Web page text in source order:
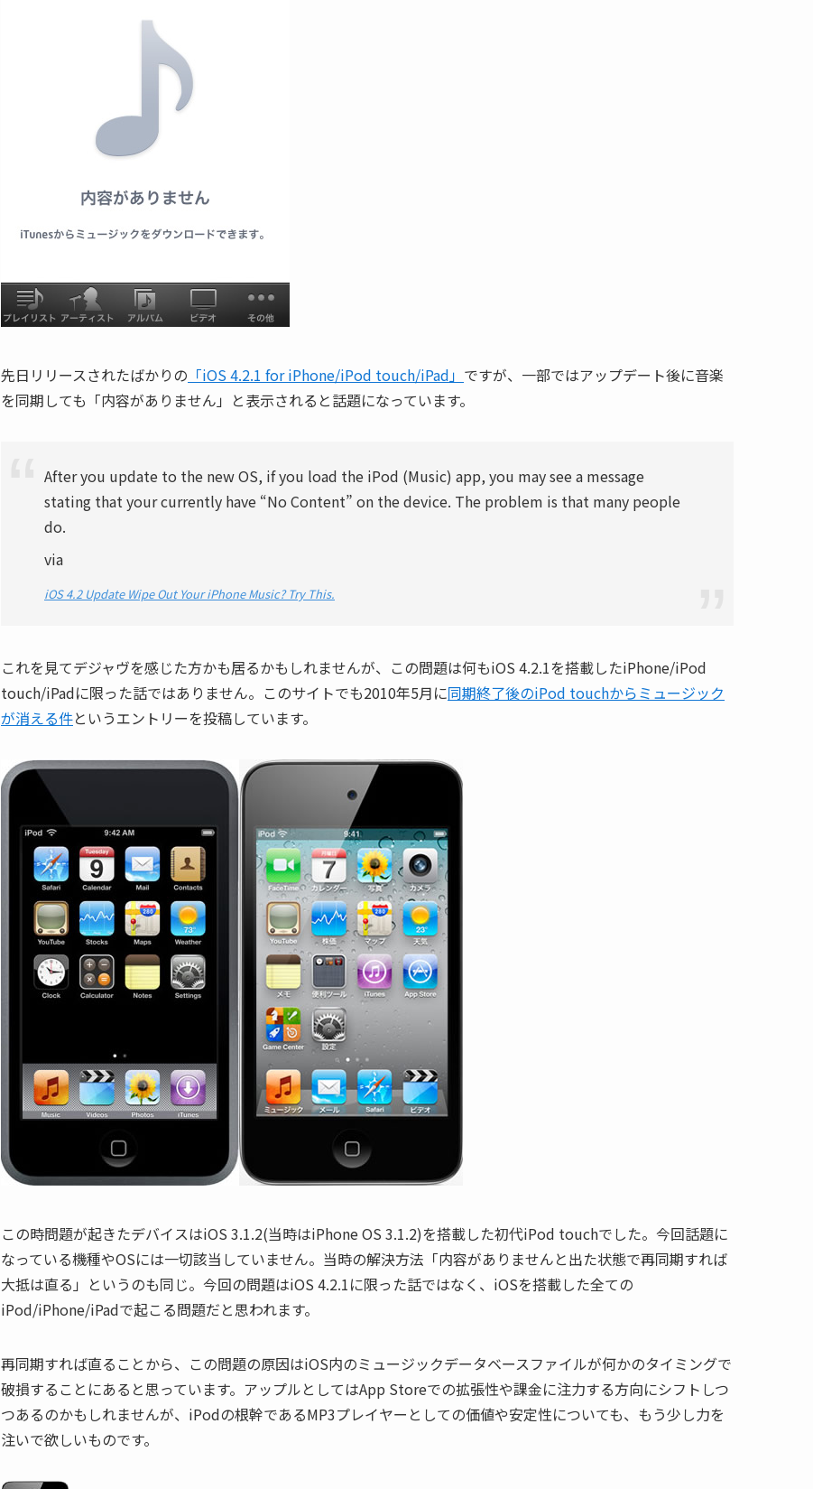
先日リリースされたばかりの 「iOS 4.2.1 for iPhone/iPod touch/iPad」 ですが、一部ではアップデート後に音楽
を同期しても「内容がありません」と表示されると話題になっています。
After you update to the new OS, if you load the iPod (Music) app, you may see a message
stating that your currently have “No Content” on the device. The problem is that many people
do.
via
iOS 4.2 Update Wipe Out Your iPhone Music? Try This.
これを見てデジャヴを感じた方かも居るかもしれませんが、この問題は何もiOS 4.2.1を搭載したiPhone/iPod
touch/iPadに限った話ではありません。このサイトでも2010年5月に同期終了後のiPod touchからミュージック
が消える件というエントリーを投稿しています。
この時問題が起きたデバイスはiOS 3.1.2(当時はiPhone OS 3.1.2)を搭載した初代iPod touchでした。今回話題に
なっている機種やOSには一切該当していません。当時の解決方法「内容がありませんと出た状態で再同期すれば
大抵は直る」というのも同じ。今回の問題はiOS 4.2.1に限った話ではなく、iOSを搭載した全ての
iPod/iPhone/iPadで起こる問題だと思われます。
再同期すれば直ることから、この問題の原因はiOS内のミュージックデータベースファイルが何かのタイミングで
破損することにあると思っています。アップルとしてはApp Storeでの拡張性や課金に注力する方向にシフトしつ
つあるのかもしれませんが、iPodの根幹であるMP3プレイヤーとしての価値や安定性についても、もう少し力を
注いで欲しいものです。